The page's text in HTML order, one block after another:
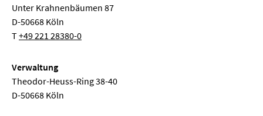
Unter Krahnenbäumen 87
D-50668 Köln
T+49 221 28380-0
Verwaltung
Theodor-Heuss-Ring 38-40
D-50668 Köln